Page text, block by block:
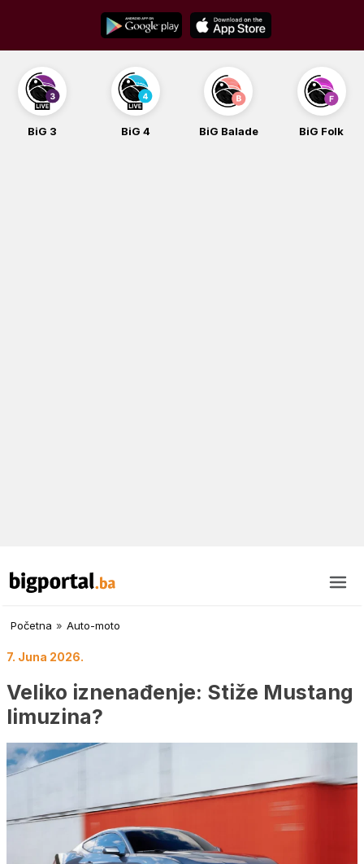
content
BiG 4 BiG Balade BiG Folk BiG iG
Početna » Auto-moto
7. Juna 2026.
Veliko iznenađenje: Stiže Mustang
limuzina?